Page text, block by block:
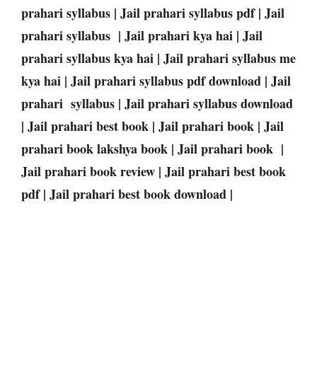
prahari syllabus | Jail prahari syllabus pdf | Jail
prahari syllabus | Jail prahari kya hai | Jail
prahari syllabus kya hai | Jail prahari syllabus me
kya hai | Jail prahari syllabus pdf download | Jail
prahari syllabus | Jail prahari syllabus download
| Jail prahari best book | Jail prahari book | Jail
prahari book lakshya book | Jail prahari book |
Jail prahari book review | Jail prahari best book
pdf | Jail prahari best book download |